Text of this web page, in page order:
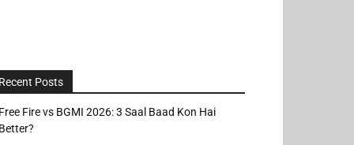
Posts
Fire vs BGMI 2026: 3 Saal Baad Kon Hai